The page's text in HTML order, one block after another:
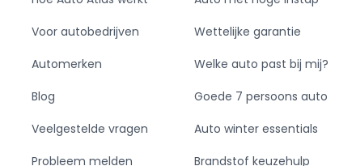
Voor autobedrijven
Automerken
Blog
Veelgestelde vragen
Probleem melden
Wettelijke garantie
Welke auto past bij mij?
Goede 7 persoons auto
Auto winter essentials
Brandstof keuzehulp